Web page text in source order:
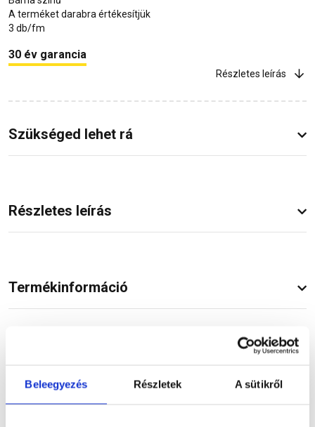
Beleegyezés Részletek A sütikről
A terméket darabra értékesítjük
3 db/fm
30 év garancia
Részletes leírás
Szükséged lehet rá
Részletes leírás
Termékinformáció